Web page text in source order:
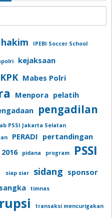
hakim IPEBI Soccer School
kejaksaan
KPK Mabes Polri
Menpora pelatih
pengadilan
PSSI Jakarta Selatan
PERADI pertandingan
pidana program PSSI
siap siar sidang sponsor
timnas
transaksi mencurigakan